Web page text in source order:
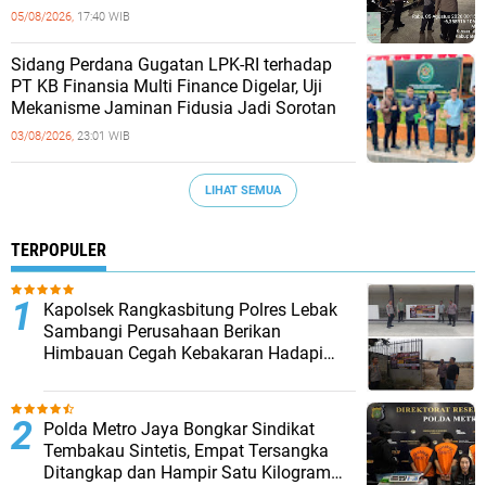
05/08/2026, 17:40 WIB
Sidang Perdana Gugatan LPK-RI terhadap
PT KB Finansia Multi Finance Digelar, Uji
Mekanisme Jaminan Fidusia Jadi Sorotan
03/08/2026, 23:01 WIB
LIHAT SEMUA
TERPOPULER
Kapolsek Rangkasbitung Polres Lebak
Sambangi Perusahaan Berikan
Himbauan Cegah Kebakaran Hadapi
‎Polda Metro Jaya Bongkar Sindikat
Tembakau Sintetis, Empat Tersangka
Ditangkap dan Hampir Satu Kilogram